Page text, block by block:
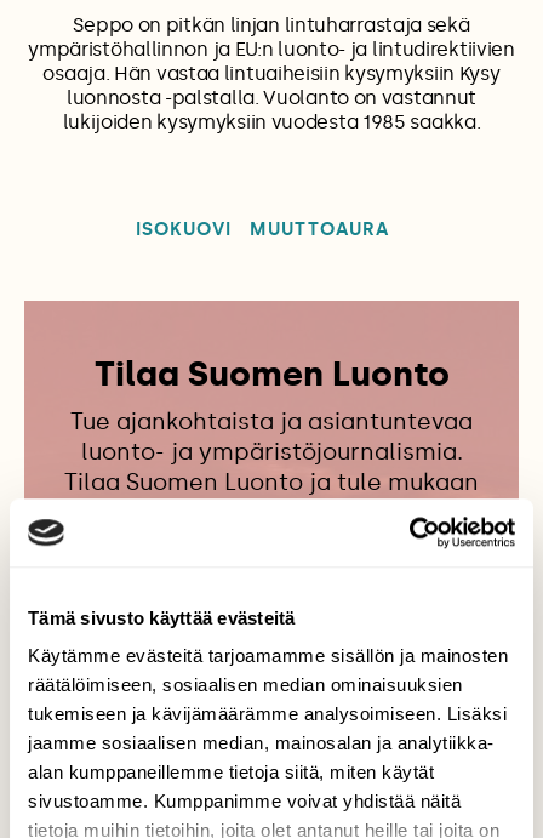
Tämä sivusto käyttää evästeitä
Käytämme evästeitä tarjoamamme sisällön ja mainosten
räätälöimiseen, sosiaalisen median ominaisuuksien
tukemiseen ja kävijämäärämme analysoimiseen. Lisäksi
jaamme sosiaalisen median, mainosalan ja analytiikka-
alan kumppaneillemme tietoja siitä, miten käytät
sivustoamme. Kumppanimme voivat yhdistää näitä
tietoja muihin tietoihin, joita olet antanut heille tai joita on
Seppo on pitkän linjan lintuharrastaja sekä
ympäristöhallinnon ja EU:n luonto- ja lintudirektiivien
osaaja. Hän vastaa lintuaiheisiin kysymyksiin Kysy
luonnosta -palstalla. Vuolanto on vastannut
lukijoiden kysymyksiin vuodesta 1985 saakka.
ISOKUOVI MUUTTOAURA
Tilaa Suomen Luonto
Tue ajankohtaista ja asiantuntevaa
luonto- ja ympäristöjournalismia.
Tilaa Suomen Luonto ja tule mukaan
luonnonystävien joukkoon!
Tilaa nyt!
Lisää aiheesta